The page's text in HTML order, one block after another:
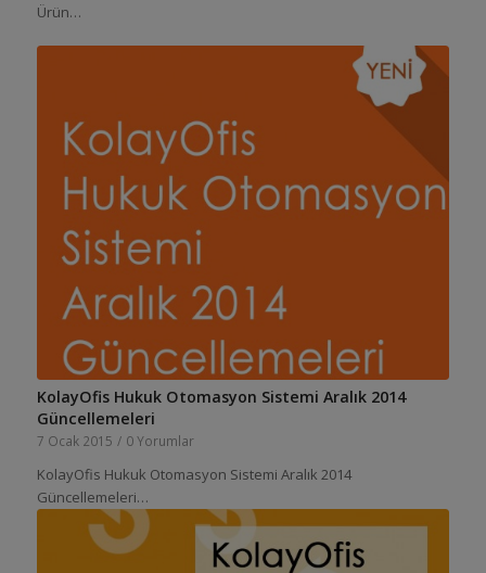
Ürün…
KolayOfis Hukuk Otomasyon Sistemi Aralık 2014
Güncellemeleri
7 Ocak 2015 / 0 Yorumlar
KolayOfis Hukuk Otomasyon Sistemi Aralık 2014
Güncellemeleri…